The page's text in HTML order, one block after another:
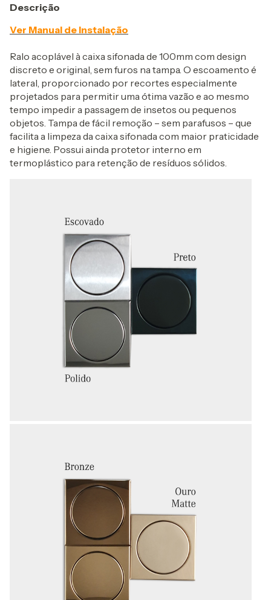
Descrição
Ver Manual de Instalação
Ralo acoplável à caixa sifonada de 100mm com design
discreto e original, sem furos na tampa. O escoamento é
lateral, proporcionado por recortes especialmente
projetados para permitir uma ótima vazão e ao mesmo
tempo impedir a passagem de insetos ou pequenos
objetos. Tampa de fácil remoção – sem parafusos – que
facilita a limpeza da caixa sifonada com maior praticidade
e higiene. Possui ainda protetor interno em
termoplástico para retenção de resíduos sólidos.